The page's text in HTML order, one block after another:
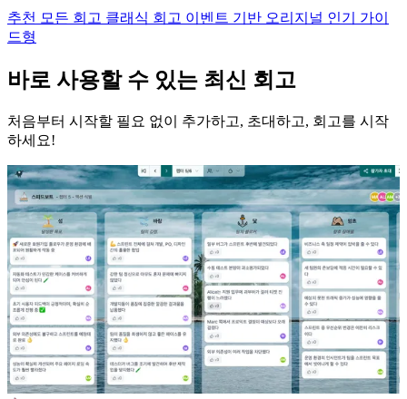
추천 모든 회고 클래식 회고 이벤트 기반 오리지널 인기 가이
드형
바로 사용할 수 있는 최신 회고
처음부터 시작할 필요 없이 추가하고, 초대하고, 회고를 시작
하세요!